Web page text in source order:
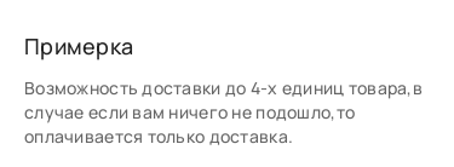
Примерка
Возможность доставки до 4-х единиц товара,в
случае если вам ничего не подошло,то
оплачивается только доставка.